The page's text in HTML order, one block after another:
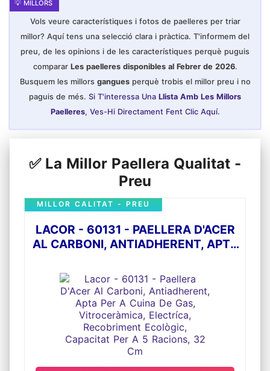
Vols veure característiques i fotos de paelleres per triar
millor? Aquí tens una selecció clara i pràctica. T'informem del
preu, de les opinions i de les característiques perquè puguis
comparar Les paelleres disponibles al Febrer de 2026.
Busquem les millors ganguesperquè trobis el millor preu i no
paguis de més. Si T'interessa Una Llista Amb Les Millors
Paelleres, Ves-Hi Directament Fent Clic Aquí.
✅ La Millor Paellera Qualitat -
Preu
LACOR - 60131 - PAELLERA D'ACER
AL CARBONI, ANTIADHERENT, APTA
VITROCERÀMICA, ELECTRÍCA,
RECOBRIMENT ECOLÒGIC,
CAPACITAT PER A 5 RACIONS, 32 CM
MILLOR CALITAT - PREU